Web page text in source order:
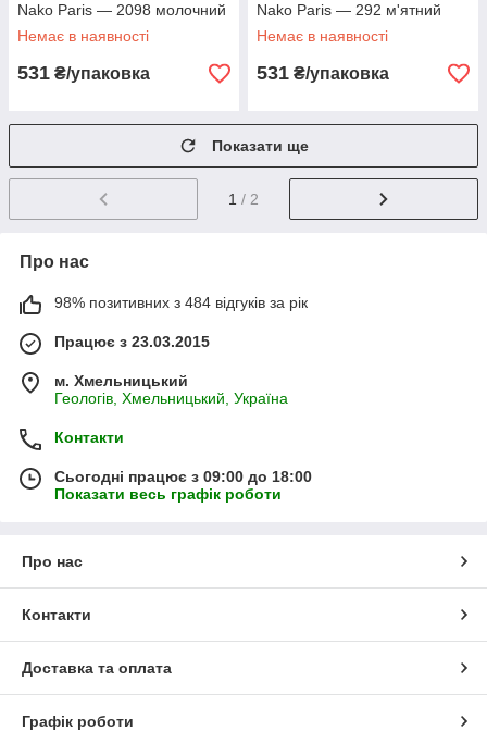
Nako Paris — 2098 молочний
Немає в наявності
531 ₴/упаковка
Nako Paris — 292 м'ятний
Немає в наявності
531 ₴/упаковка
Показати ще
1 / 2
Про нас
98% позитивних з 484 відгуків за рік
Працює з 23.03.2015
м. Хмельницький
Геологів, Хмельницький, Україна
Контакти
Сьогодні працює з 09:00 до 18:00
Показати весь графік роботи
Про нас
Контакти
Доставка та оплата
Графік роботи